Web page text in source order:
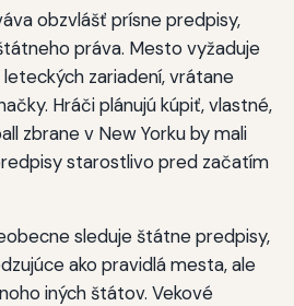
obzvlášť prísne predpisy,
práva. Mesto vyžaduje
zariadení, vrátane
Hráči plánujú kúpiť, vlastné,
zbrane v New Yorku by mali
starostlivo pred začatím
sleduje štátne predpisy,
ako pravidlá mesta, ale
iných štátov. Vekové